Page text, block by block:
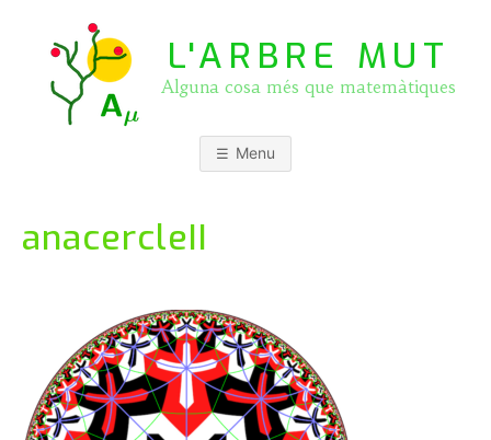
L'ARBRE MUT
Alguna cosa més que matemàtiques
Menu
anacercleII